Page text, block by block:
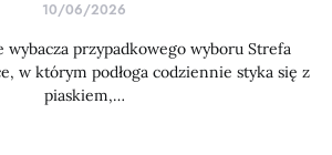
10/06/2026
wybacza przypadkowego wyboru Strefa
w którym podłoga codziennie styka się z
piaskiem,…